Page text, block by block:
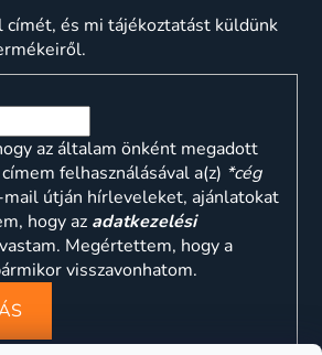
címét, és mi tájékoztatást küldünk
az általam önként megadott
felhasználásával a(z) *cég
útján hírleveleket, ajánlatokat
hogy az adatkezelési
Megértettem, hogy a
visszavonhatom.